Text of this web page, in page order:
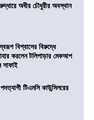
অধীর চৌধুরীর অবস্থান
বিশ্বাসের বিরুদ্ধে
করলেন টলিপাড়ার মেকআপ
সাফাই
টিএমসি কাউন্সিলরের